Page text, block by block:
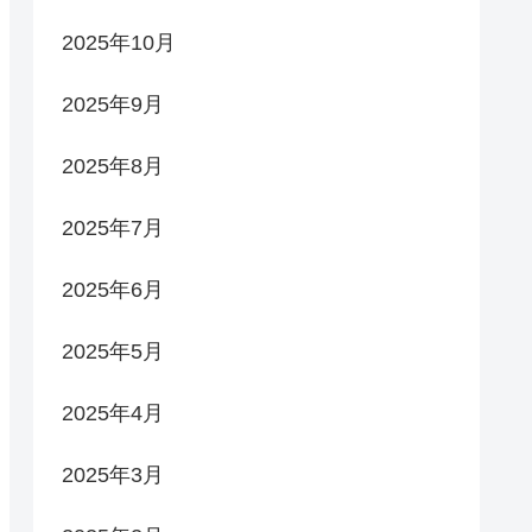
2025年10月
2025年9月
2025年8月
2025年7月
2025年6月
2025年5月
2025年4月
2025年3月